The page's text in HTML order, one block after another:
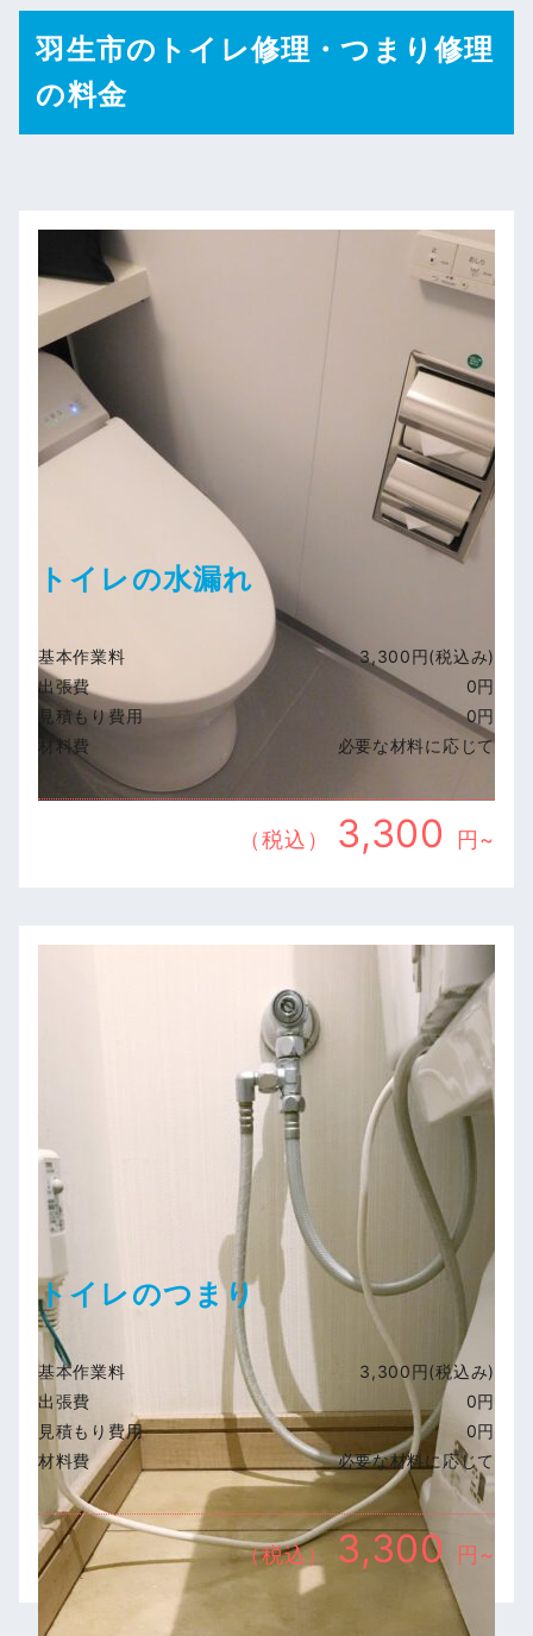
羽生市のトイレ修理・つまり修理
の料金
トイレの水漏れ
基本作業料
3,300円(税込み)
出張費
0円
見積もり費用
0円
材料費
必要な材料に応じて
（税込） 3,300 円~
トイレのつまり
基本作業料
3,300円(税込み)
出張費
0円
見積もり費用
0円
材料費
必要な材料に応じて
（税込） 3,300 円~